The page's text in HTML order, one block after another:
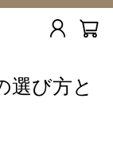
選び方と